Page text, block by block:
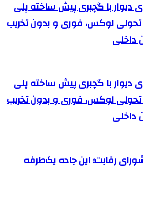
دیوار با گچبری پیش ساخته پلی
تحولی لوکس، فوری و بدون تخریب
داخلی
دیوار با گچبری پیش ساخته پلی
تحولی لوکس، فوری و بدون تخریب
داخلی
۸۵۶ شورای رقابت؛ این جاده یک‌طرفه